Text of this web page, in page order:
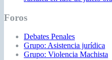
Foros
Debates Penales
Grupo: Asistencia jurídica
Grupo: Violencia Machista